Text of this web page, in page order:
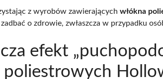
z wyrobów zawierających włókna
o zdrowie, zwłaszcza w przypadku
efekt
poliestrowych